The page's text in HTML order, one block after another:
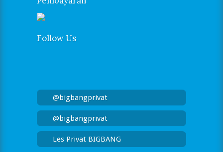
Follow Us
@bigbangprivat
@bigbangprivat
Les Privat BIGBANG